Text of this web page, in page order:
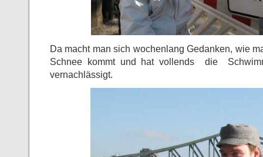
Da macht man sich wochenlang Gedanken, wie
Schnee kommt und hat vollends die
vernachlässigt.